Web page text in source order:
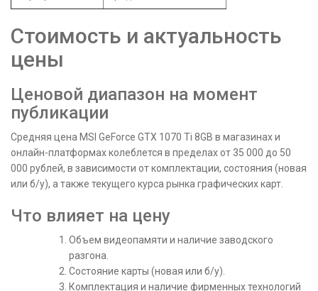
Стоимость и актуальность
цены
Ценовой диапазон на момент
публикации
Средняя цена MSI GeForce GTX 1070 Ti 8GB в магазинах и
онлайн-платформах колеблется в пределах от 35 000 до 50
000 рублей, в зависимости от комплектации, состояния (новая
или б/у), а также текущего курса рынка графических карт.
Что влияет на цену
Объем видеопамяти и наличие заводского
разгона.
Состояние карты (новая или б/у).
Комплектация и наличие фирменных технологий